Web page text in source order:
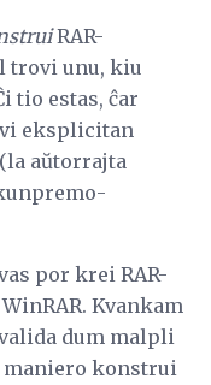
RAR-
trovi unu, kiu
tio estas, ĉar
eksplicitan
aŭtorrajta
por krei RAR-
Kvankam
dum malpli
maniero konstrui